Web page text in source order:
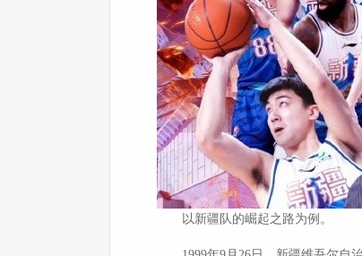
以新疆队的崛起之路为例。